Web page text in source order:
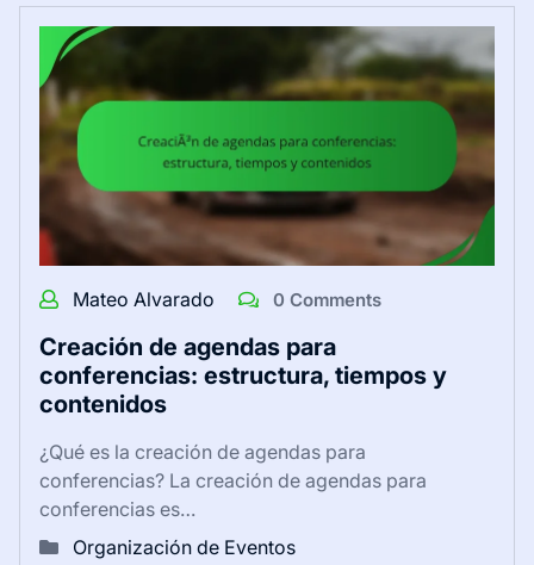
Mateo Alvarado 0 Comments
Creación de agendas para
conferencias: estructura, tiempos y
contenidos
¿Qué es la creación de agendas para
conferencias? La creación de agendas para
conferencias es…
Organización de Eventos